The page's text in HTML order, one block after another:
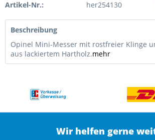
Artikel-Nr.: her254130
Beschreibung
Opinel Mini-Messer mit rostfreier Klinge
aus lackiertem Hartholz.mehr
Wir helfen gerne